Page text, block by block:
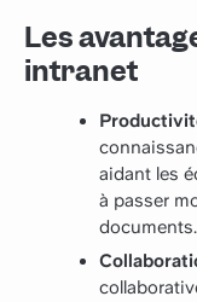
Les
intranet
aidant les
à passer
documents.